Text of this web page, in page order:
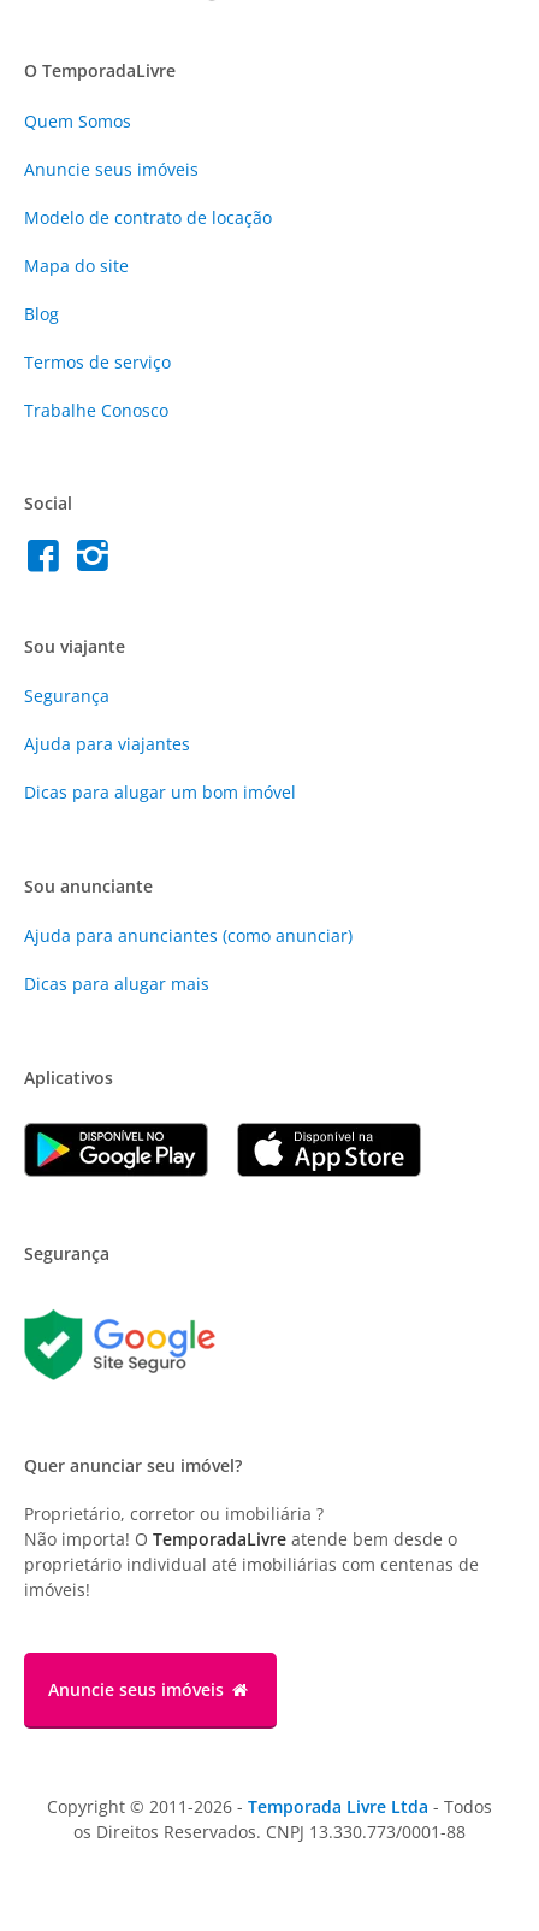
O TemporadaLivre
Quem Somos
Anuncie seus imóveis
Modelo de contrato de locação
Mapa do site
Blog
Termos de serviço
Trabalhe Conosco
Social
Sou viajante
Segurança
Ajuda para viajantes
Dicas para alugar um bom imóvel
Sou anunciante
Ajuda para anunciantes (como anunciar)
Dicas para alugar mais
Aplicativos
Segurança
Quer anunciar seu imóvel?
Proprietário, corretor ou imobiliária ?
Não importa! O TemporadaLivre atende bem desde o
proprietário individual até imobiliárias com centenas de
imóveis!
Anuncie seus imóveis
Copyright © 2011-2026 - Temporada Livre Ltda - Todos
os Direitos Reservados. CNPJ 13.330.773/0001-88